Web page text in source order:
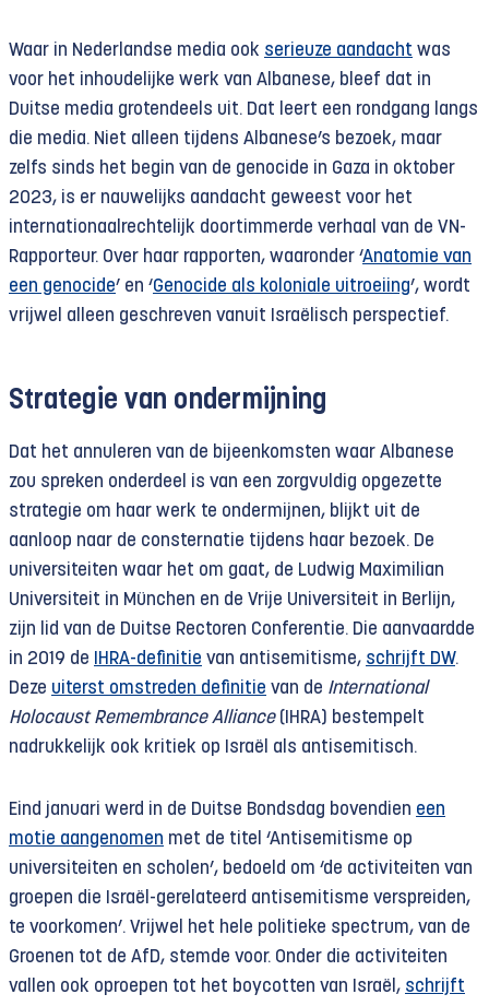
Waar in Nederlandse media ook serieuze aandacht was
voor het inhoudelijke werk van Albanese, bleef dat in
Duitse media grotendeels uit. Dat leert een rondgang langs
die media. Niet alleen tijdens Albanese’s bezoek, maar
zelfs sinds het begin van de genocide in Gaza in oktober
2023, is er nauwelijks aandacht geweest voor het
internationaalrechtelijk doortimmerde verhaal van de VN-
Rapporteur. Over haar rapporten, waaronder ‘Anatomie van
een genocide’ en ‘Genocide als koloniale uitroeiing’, wordt
vrijwel alleen geschreven vanuit Israëlisch perspectief.
Strategie van ondermijning
Dat het annuleren van de bijeenkomsten waar Albanese
zou spreken onderdeel is van een zorgvuldig opgezette
strategie om haar werk te ondermijnen, blijkt uit de
aanloop naar de consternatie tijdens haar bezoek. De
universiteiten waar het om gaat, de Ludwig Maximilian
Universiteit in München en de Vrije Universiteit in Berlijn,
zijn lid van de Duitse Rectoren Conferentie. Die aanvaardde
in 2019 de
IHRA-definitie van antisemitisme, schrijft DW.
Deze uiterst omstreden definitie van de International
Holocaust Remembrance Alliance(IHRA) bestempelt
nadrukkelijk ook kritiek op Israël als antisemitisch.
Eind januari werd in de Duitse Bondsdag bovendien een
motie aangenomen met de titel ‘Antisemitisme op
universiteiten en scholen’, bedoeld om ‘de activiteiten van
groepen die Israël-gerelateerd antisemitisme verspreiden,
te voorkomen’. Vrijwel het hele politieke spectrum, van de
Groenen tot de AfD, stemde voor. Onder die activiteiten
vallen ook oproepen tot het boycotten van Israël, schrijft